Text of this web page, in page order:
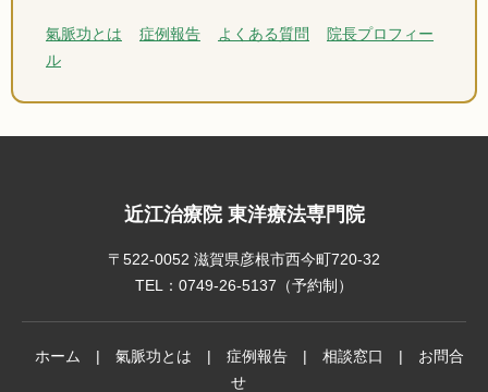
氣脈功とは 症例報告 よくある質問
院長プロフィー
ル
近江治療院 東洋療法専門院
〒522-0052 滋賀県彦根市西今町720-32
TEL： 0749-26-5137 （予約制）
ホーム 氣脈功とは 症例報告 相談窓口
お問合
せ